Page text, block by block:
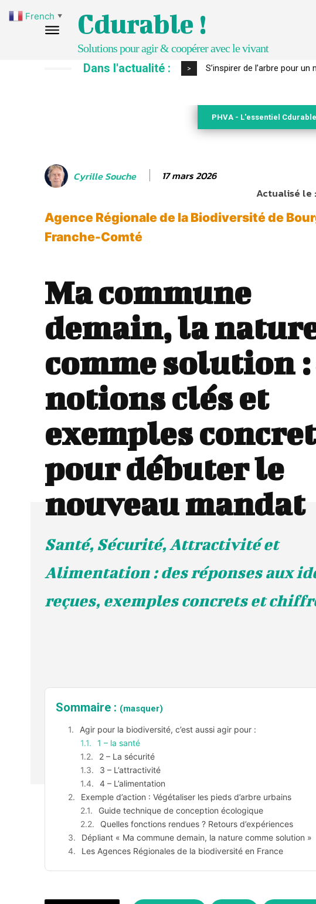
Cdurable !
Solutions pour agir & coopérer avec le vivant
Dans l'actualité : > IPBES : le « GIEC de la
PHVA - L'essentiel
Cyrille Souche 17 mars 2026
Actualisé le :
Agence Régionale de la Biodiversité de
Franche-Comté
Ma commune
demain, la
comme solution :
notions clés et
exemples
pour débuter le
nouveau mandat
Santé, Sécurité, Attractivité et
Alimentation : des réponses aux
reçues, exemples concrets et
Sommaire : (masquer)
Agir pour la biodiversité, c’est aussi agir pour :
1 – la santé
2 – La sécurité
3 – L’attractivité
4 – L’alimentation
Exemple d’action : Végétaliser les pieds d’arbre urbains
Guide technique de conception écologique
Quelles fonctions rendues ? Retours d’expériences
Dépliant « Ma commune demain, la nature comme solution »
Les Agences Régionales de la biodiversité en France
French ▼